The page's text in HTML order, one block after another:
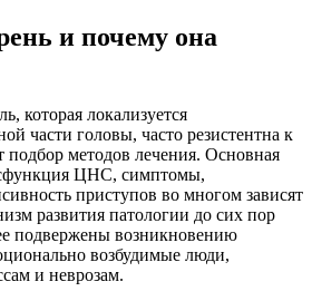
и почему она
которая локализуется
части головы, часто резистентна к
подбор методов лечения. Основная
ЦНС, симптомы,
приступов во многом зависят
развития патологии до сих пор
подвержены возникновению
возбудимые люди,
и неврозам.